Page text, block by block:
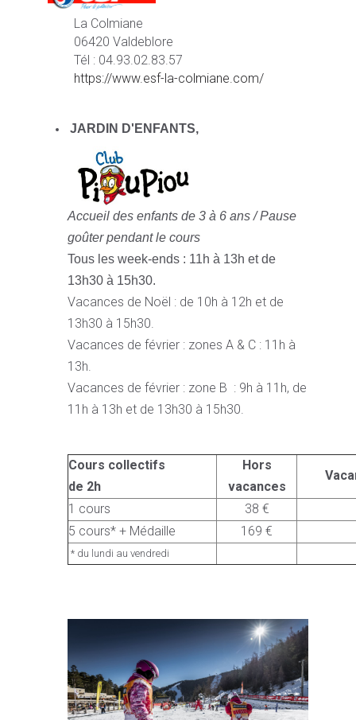
La Colmiane
06420 Valdeblore
Tél : 04.93.02.83.57
https://www.esf-la-colmiane.com/
JARDIN D'ENFANTS,
Accueil des enfants de 3 à 6 ans /Pause
goûter pendant le cours
Tous les week-ends : 11h à 13h et de
13h30 à 15h30.
Vacances de Noël : de 10h à 12h et de
13h30 à 15h30.
Vacances de février : zones A & C : 11h à
13h.
Vacances de février : zone B : 9h à 11h, de
11h à 13h et de 13h30 à 15h30.
Cours collectifs
de 2h
Hors
vacances
1 cours
38 €
5 cours* + Médaille
169 €
* du lundi au vendredi